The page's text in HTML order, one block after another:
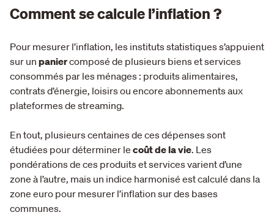
Comment se calcule l’inflation ?
Pour mesurer l’inflation, les instituts statistiques s’appuient
sur un paniercomposé de plusieurs biens et services
consommés par les ménages : produits alimentaires,
contrats d’énergie, loisirs ou encore abonnements aux
plateformes de streaming.
En tout, plusieurs centaines de ces dépenses sont
étudiées pour déterminer le coût de la vie. Les
pondérations de ces produits et services varient d’une
zone à l’autre, mais un indice harmonisé est calculé dans la
zone euro pour mesurer l’inflation sur des bases
communes.